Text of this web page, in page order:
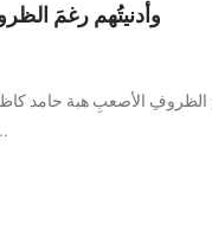
وأدنيتُهم رغمَ
الليلِ الظلامَ